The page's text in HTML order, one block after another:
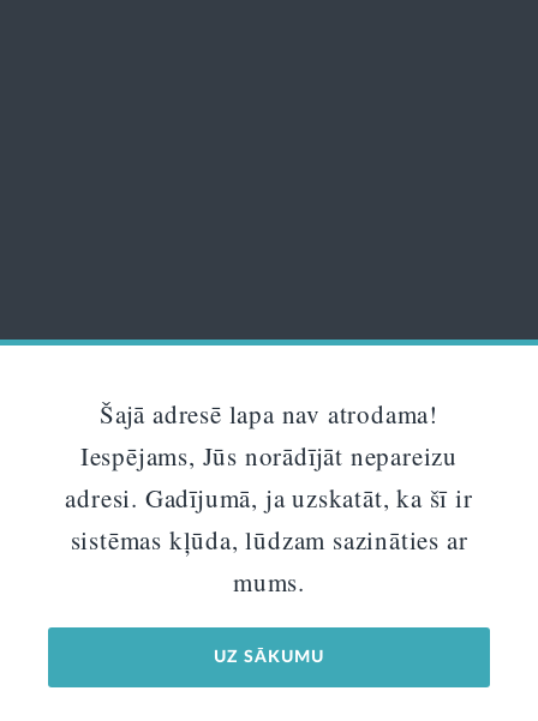
Šajā adresē lapa nav atrodama!
Iespējams, Jūs norādījāt nepareizu
adresi. Gadījumā, ja uzskatāt, ka šī ir
sistēmas kļūda, lūdzam sazināties ar
mums.
UZ SĀKUMU